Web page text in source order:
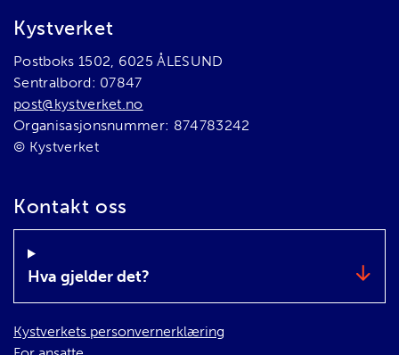
Bunnområde
Kystverket
Postboks 1502, 6025 ÅLESUND
Sentralbord: 07847
post@kystverket.no
Organisasjonsnummer: 874783242
© Kystverket
Kontakt oss
Hva gjelder det?
Kystverkets personvernerklæring